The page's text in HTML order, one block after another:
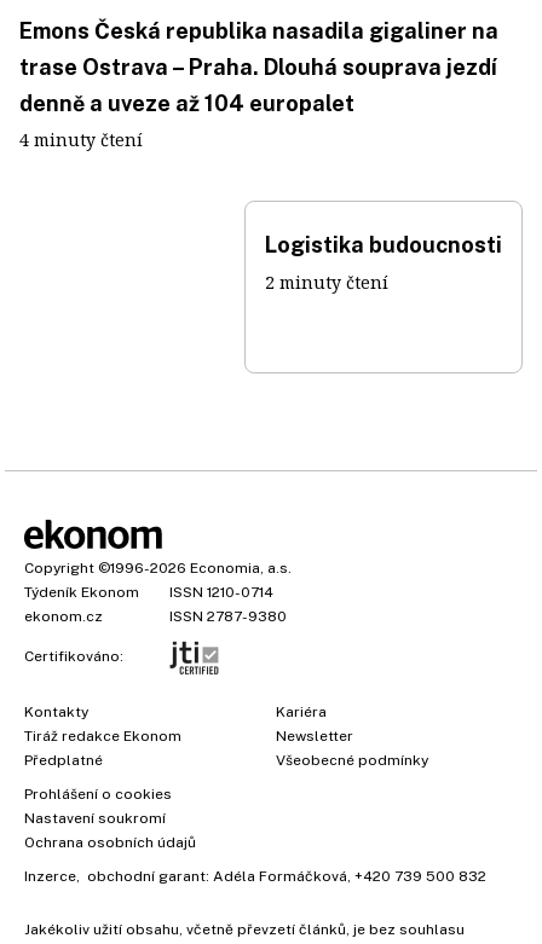
Emons Česká republika nasadila gigaliner na
trase Ostrava – Praha. Dlouhá souprava jezdí
denně a uveze až 104 europalet
4 minuty čtení
Logistika budoucnosti
2 minuty čtení
Copyright ©1996-2026 Economia, a.s.
Týdeník Ekonom
ISSN 1210-0714
ekonom.cz
ISSN 2787-9380
Certifikováno:
Kontakty
Tiráž redakce Ekonom
Předplatné
Kariéra
Newsletter
Všeobecné podmínky
Prohlášení o cookies
Nastavení soukromí
Ochrana osobních údajů
Inzerce , obchodní garant: Adéla Formáčková +420 739 500 832
Jakékoliv užití obsahu, včetně převzetí článků, je bez souhlasu